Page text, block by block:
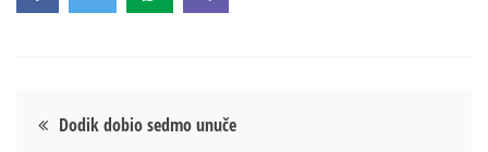
Кретање
Dodik dobio sedmo unuče